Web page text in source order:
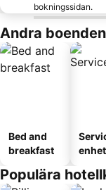
bokningssidan.
Andra
Bed and
breakfast
enhet
Populära